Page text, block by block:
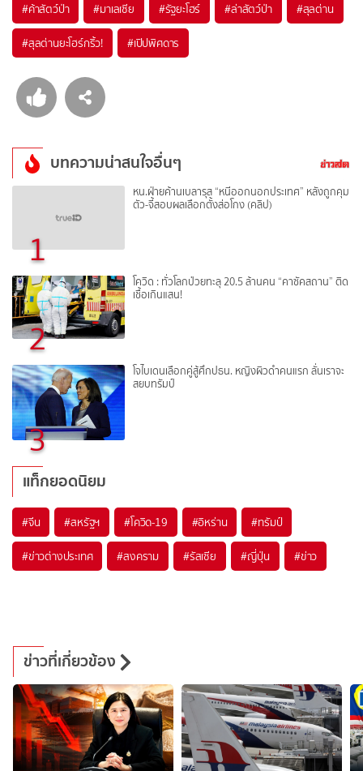
#ค้าสัตว์ป่า #มาเลเซีย #รัฐยะโฮร์ #ล่าสัตว์ป่า #สุลต่าน
#สุลต่านยะโฮร์กริ้ว! #เปิปพิศดาร
บทความน่าสนใจอื่นๆ
1
หน.ฝ่ายค้านเบลารุส “หนีออกนอกประเทศ” หลังถูกคุม
ตัว-จี้สอบผลเลือกตั้งส่อโกง (คลิป)
2
โควิด : ทั่วโลกป่วยทะลุ 20.5 ล้านคน “คาซัคสถาน” ติด
เชื้อเกินแสน!
3
โจไบเดนเลือกคู่สู้ศึกปธน. หญิงผิวดำคนแรก ลั่นเราจะ
สยบทรัมป์
แท็กยอดนิยม
#จีน #สหรัฐฯ #โควิด-19 #อิหร่าน #ทรัมป์
#ข่าวต่างประเทศ #สงคราม #รัสเซีย #ญี่ปุ่น #ข่าว
ข่าวที่เกี่ยวข้อง